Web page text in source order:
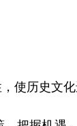
历史文化